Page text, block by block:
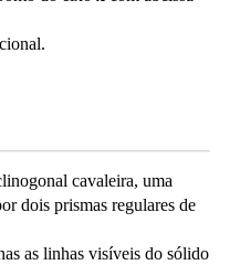
cavaleira, uma
dois prismas regulares de
as linhas visíveis do sólido